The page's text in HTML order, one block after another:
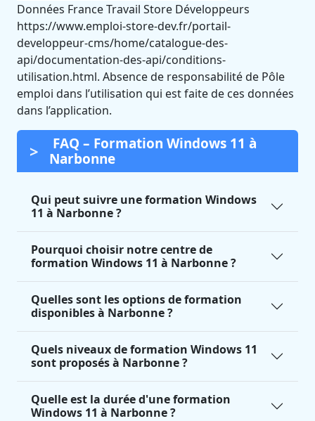
Données France Travail Store Développeurs
https://www.emploi-store-dev.fr/portail-
developpeur-cms/home/catalogue-des-
api/documentation-des-api/conditions-
utilisation.html. Absence de responsabilité de Pôle
emploi dans l’utilisation qui est faite de ces données
dans l’application.
FAQ – Formation Windows 11 à
Narbonne
Qui peut suivre une formation Windows
11 à Narbonne ?
Pourquoi choisir notre centre de
formation Windows 11 à Narbonne ?
Quelles sont les options de formation
disponibles à Narbonne ?
Quels niveaux de formation Windows 11
sont proposés à Narbonne ?
Quelle est la durée d'une formation
Windows 11 à Narbonne ?